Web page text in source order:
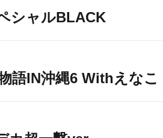
シャルBLACK
語IN沖縄6 Withえなこ